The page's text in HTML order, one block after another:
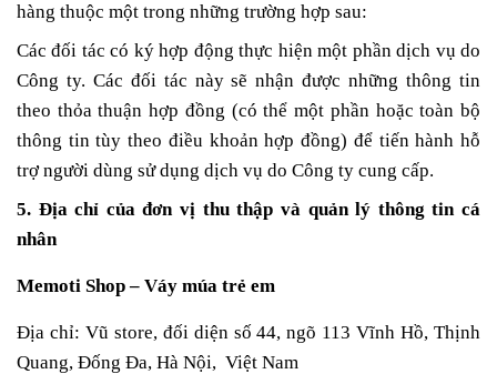
hàng thuộc một trong những trường hợp sau:
Các đối tác có ký hợp động thực hiện một phần dịch vụ do
Công ty. Các đối tác này sẽ nhận được những thông tin
theo thỏa thuận hợp đồng (có thể một phần hoặc toàn bộ
thông tin tùy theo điều khoản hợp đồng) để tiến hành hỗ
trợ người dùng sử dụng dịch vụ do Công ty cung cấp.
5. Địa chỉ của đơn vị thu thập và quản lý thông tin cá
nhân
Memoti Shop – Váy múa trẻ em
Địa chỉ: Vũ store, đối diện số 44, ngõ 113 Vĩnh Hồ, Thịnh
Quang, Đống Đa, Hà Nội, Việt Nam